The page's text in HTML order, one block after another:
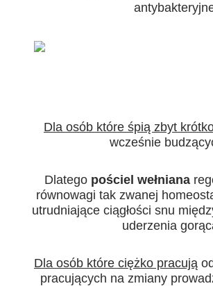
Dla osób które śpią zbyt
wcześnie
Dlatego pościel wełniana
równowagi tak zwanej
utrudniające ciągłości snu
uderzenia
Dla osób które ciężko pracują
pracujących na zmiany